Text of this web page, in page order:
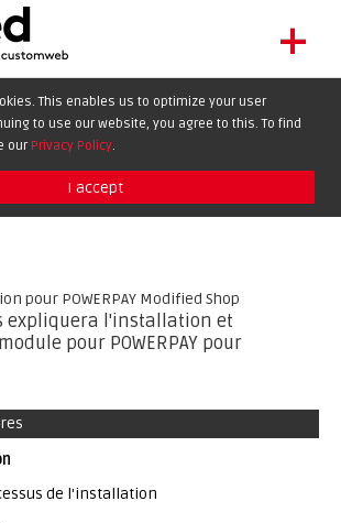
+
This enables us to optimize your user
to use our website, you agree to this. To find
our Privacy Policy.
I accept
pour POWERPAY Modified Shop
expliquera l'installation et
pour POWERPAY pour
de l'installation